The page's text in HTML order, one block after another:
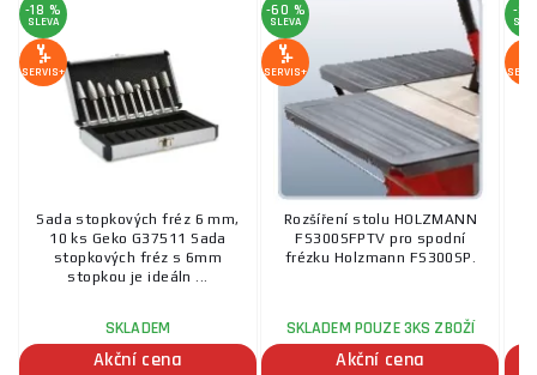
-18 %
SLEVA
SERVIS+
Sada stopkových fréz 6 mm,
10 ks Geko G37511 Sada
stopkových fréz s 6mm
stopkou je ideáln ...
SKLADEM
Akční cena
-60 %
SLEVA
SERVIS+
Rozšíření stolu HOLZMANN
FS300SFPTV pro spodní
frézku Holzmann FS300SP.
SKLADEM POUZE 3KS ZBOŽÍ
Akční cena
-3